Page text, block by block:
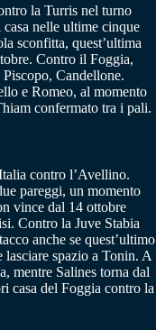
la Turris nel turno
nelle ultime cinque
sconfitta, quest’ultima
Contro il Foggia,
Candellone.
e Romeo, al momento
confermato tra i pali.
contro l’Avellino.
pareggi, un momento
vince dal 14 ottobre
Contro la Juve Stabia
anche se quest’ultimo
spazio a Tonin. A
mentre Salines torna dal
casa del Foggia contro la